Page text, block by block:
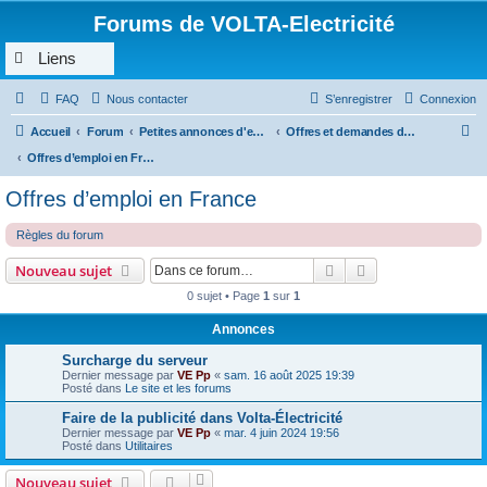
Forums de VOLTA-Electricité
Liens
FAQ Nous contacter Connexion
S’enregistrer
Accueil Forum Petites annonces d'emploi, de demande de prestations, sous traitance...
Offres et demandes d’emploi, prestations, sous traitance en rapport avec l’électricité
Offres d’emploi en France
h
Offres d’emploi en France
Règles du forum
Nouveau sujet Rechercher
0 sujet • Page 1 sur 1
Annonces
Surcharge du serveur
Dernier message par VE Pp « sam. 16 août 2025 19:39
Posté dans Le site et les forums
Faire de la publicité dans Volta-Électricité
Dernier message par VE Pp « mar. 4 juin 2024 19:56
Posté dans Utilitaires
Nouveau sujet